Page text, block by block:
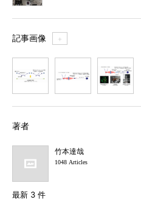
記事画像 ＋
著者
竹本達哉
1048 Articles
最新 3 件